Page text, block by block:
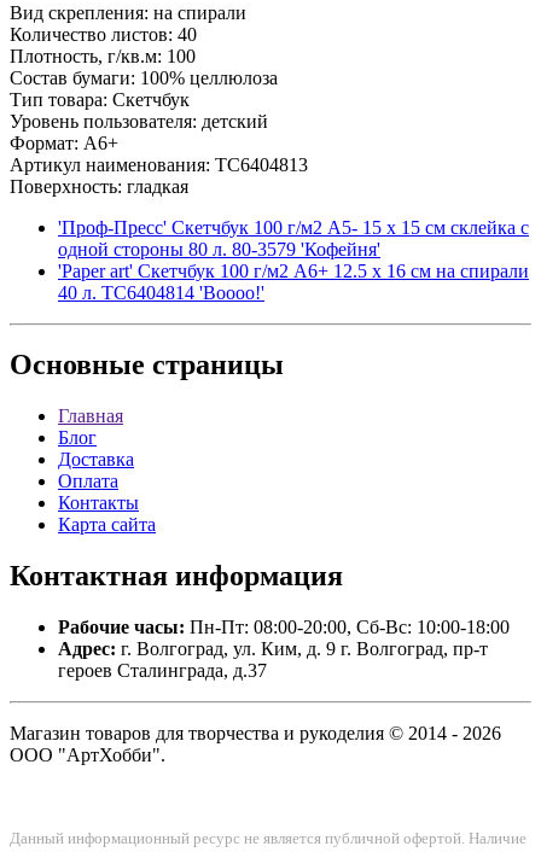
Вид скрепления: на спирали
Количество листов: 40
Плотность, г/кв.м: 100
Состав бумаги: 100% целлюлоза
Тип товара: Скетчбук
Уровень пользователя: детский
Формат: A6+
Артикул наименования: ТС6404813
Поверхность: гладкая
'Проф-Пресс' Скетчбук 100 г/м2 A5- 15 х 15 см склейка с
одной стороны 80 л. 80-3579 'Кофейня'
'Paper art' Скетчбук 100 г/м2 A6+ 12.5 х 16 см на спирали
40 л. ТС6404814 'Boooo!'
Основные страницы
Главная
Блог
Доставка
Оплата
Контакты
Карта сайта
Контактная информация
Рабочие часы: Пн-Пт: 08:00-20:00, Сб-Вс: 10:00-18:00
Адрес: г. Волгоград, ул. Ким, д. 9 г. Волгоград, пр-т
героев Сталинграда, д.37
Магазин товаров для творчества и рукоделия © 2014 - 2026
ООО "АртХобби".
Данный информационный ресурс не является публичной офертой. Наличие